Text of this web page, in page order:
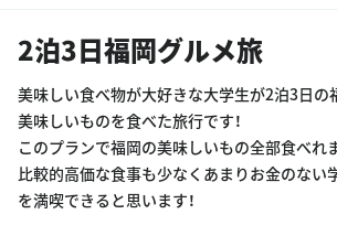
2泊3日福岡グルメ旅
美味しい食べ物が大好きな大学生が2泊3日の
美味しいものを食べた旅行です！
このプランで福岡の美味しいもの全部食べれ
比較的高価な食事も少なくあまりお金のない
を満喫できると思います！